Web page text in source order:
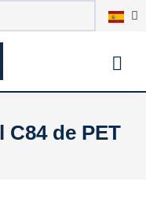
de PET